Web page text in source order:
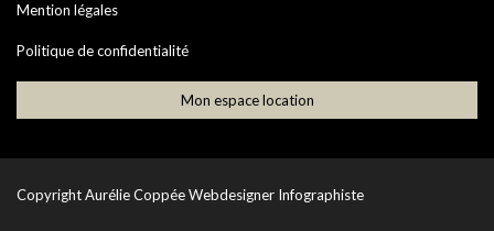
Mention légales
Politique de confidentialité
Mon espace location
CopyrightAurélie Coppée Webdesigner Infographiste